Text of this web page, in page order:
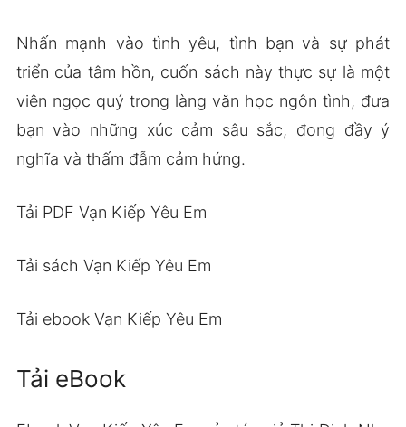
Nhấn mạnh vào tình yêu, tình bạn và sự phát
triển của tâm hồn, cuốn sách này thực sự là một
viên ngọc quý trong làng văn học ngôn tình, đưa
bạn vào những xúc cảm sâu sắc, đong đầy ý
nghĩa và thấm đẫm cảm hứng.
Tải PDF Vạn Kiếp Yêu Em
Tải sách Vạn Kiếp Yêu Em
Tải ebook Vạn Kiếp Yêu Em
Tải eBook